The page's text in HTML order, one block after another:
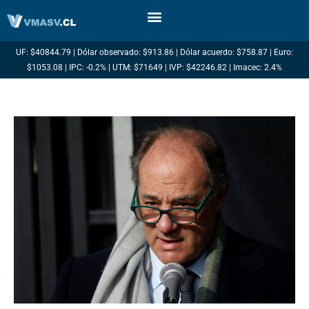
UF: $40844.79 | Dólar observado: $913.86 | Dólar acuerdo: $758.87 | Euro:
$1053.08 | IPC: -0.2% | UTM: $71649 | IVP: $42246.82 | Imacec: 2.4%